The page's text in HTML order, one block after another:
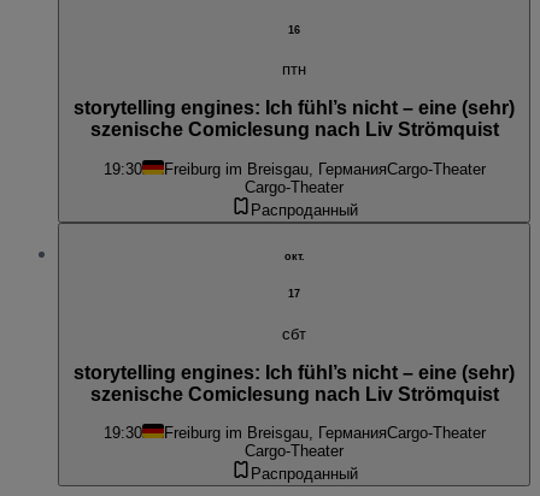
16
птн
storytelling engines: Ich fühl’s nicht – eine (sehr)
szenische Comiclesung nach Liv Strömquist
19:30 Freiburg im Breisgau, ГерманияCargo-Theater
Cargo-Theater
Распроданный
окт.
17
сбт
storytelling engines: Ich fühl’s nicht – eine (sehr)
szenische Comiclesung nach Liv Strömquist
19:30 Freiburg im Breisgau, ГерманияCargo-Theater
Cargo-Theater
Распроданный